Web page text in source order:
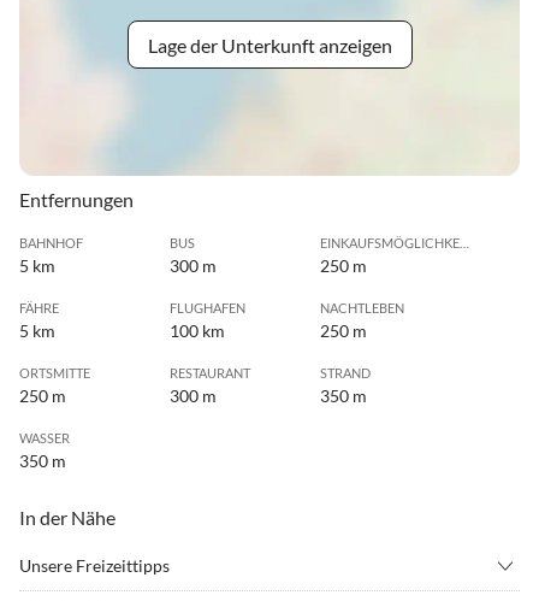
Lage der Unterkunft anzeigen
Entfernungen
BAHNHOF
5 km
BUS
300 m
EINKAUFSMÖGLICHKEIT
250 m
FÄHRE
5 km
FLUGHAFEN
100 km
NACHTLEBEN
250 m
ORTSMITTE
250 m
RESTAURANT
300 m
STRAND
350 m
WASSER
350 m
In der Nähe
Unsere Freizeittipps